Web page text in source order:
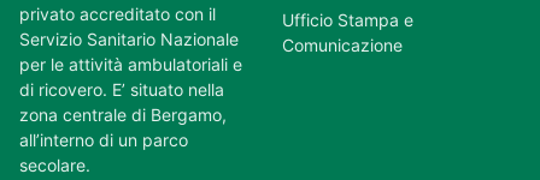
privato accreditato con il
Servizio Sanitario Nazionale
per le attività ambulatoriali e
di ricovero. E’ situato nella
zona centrale di Bergamo,
all’interno di un parco
secolare.
Ufficio Stampa e
Comunicazione